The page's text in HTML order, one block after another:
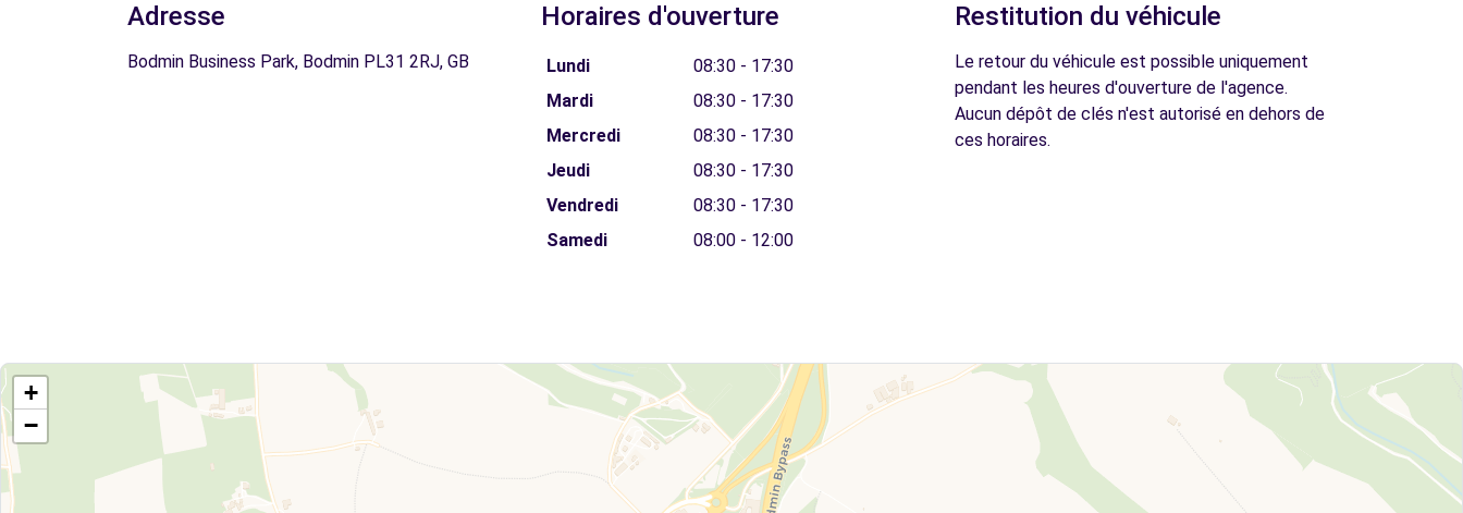
Adresse
Bodmin Business Park, Bodmin PL31 2RJ, GB
Horaires d'ouverture
Lundi
08:30 - 17:30
Mardi
08:30 - 17:30
Mercredi
08:30 - 17:30
Jeudi
08:30 - 17:30
Vendredi
08:30 - 17:30
Samedi
08:00 - 12:00
Restitution du véhicule
Le retour du véhicule est possible uniquement
pendant les heures d'ouverture de l'agence.
Aucun dépôt de clés n'est autorisé en dehors de
ces horaires.
+
−